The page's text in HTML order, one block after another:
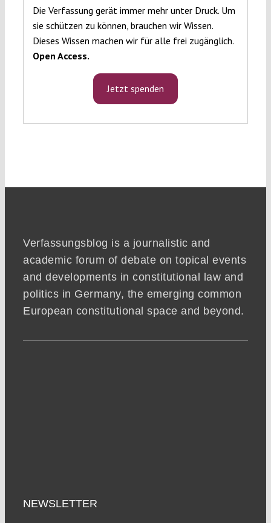
Die Verfassung gerät immer mehr unter Druck. Um
sie schützen zu können, brauchen wir Wissen.
Dieses Wissen machen wir für alle frei zugänglich.
Open Access.
Jetzt spenden
Verfassungsblog is a journalistic and
academic forum of debate on topical events
and developments in constitutional law and
politics in Germany, the emerging common
European constitutional space and beyond.
NEWSLETTER